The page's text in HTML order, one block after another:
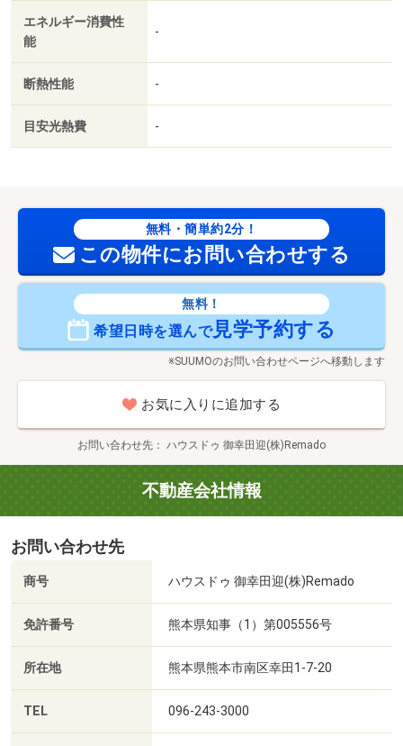
エネルギー消費性
能
-
断熱性能 -
目安光熱費 -
無料・簡単約2分！
この物件にお問い合わせする
無料！
希望日時を選んで見学予約する
※SUUMOのお問い合わせページへ移動します
お気に入りに追加する
お問い合わせ先 ハウスドゥ 御幸田迎(株)Remado
不動産会社情報
お問い合わせ先
商号 ハウスドゥ 御幸田迎(株)Remado
免許番号 熊本県知事（1）第005556号
所在地 熊本県熊本市南区幸田1-7-20
TEL 096-243-3000